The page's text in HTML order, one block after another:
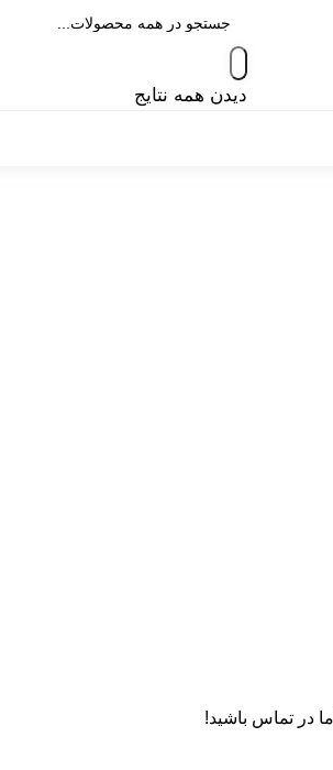
دیدن همه نتایج
ما در تماس باشید!